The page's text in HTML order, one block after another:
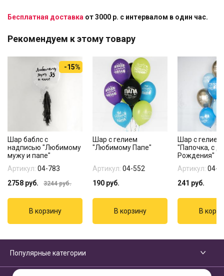
Бесплатная доставка от 3000 р. с интервалом в один час.
Рекомендуем к этому товару
-15%
Шар баблс с
надписью "Любимому
мужу и папе"
Артикул: 04-783
2758 руб. 3244руб.
Шар с гелием
"Любимому Папе"
Артикул: 04-552
190 руб.
Шар с гелием
"Папочка, с
Рождения"
Артикул: 04-
241 руб.
Популярные категории